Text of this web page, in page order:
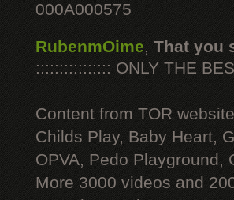
000A000575
RubenmOime, That you
:::::::::::::::: ONLY THE
Content from TOR
Childs Play, Baby Heart,
OPVA, Pedo Playground,
More 3000 videos and